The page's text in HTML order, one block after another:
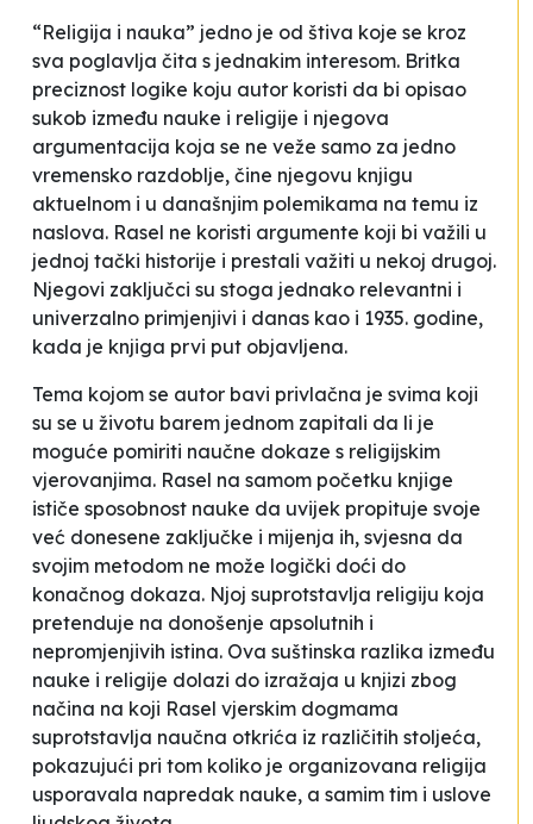
“Religija i nauka” jedno je od štiva koje se kroz
sva poglavlja čita s jednakim interesom. Britka
preciznost logike koju autor koristi da bi opisao
sukob između nauke i religije i njegova
argumentacija koja se ne veže samo za jedno
vremensko razdoblje, čine njegovu knjigu
aktuelnom i u današnjim polemikama na temu iz
naslova. Rasel ne koristi argumente koji bi važili u
jednoj tački historije i prestali važiti u nekoj drugoj.
Njegovi zaključci su stoga jednako relevantni i
univerzalno primjenjivi i danas kao i 1935. godine,
kada je knjiga prvi put objavljena.
Tema kojom se autor bavi privlačna je svima koji
su se u životu barem jednom zapitali da li je
moguće pomiriti naučne dokaze s religijskim
vjerovanjima. Rasel na samom početku knjige
ističe sposobnost nauke da uvijek propituje svoje
već donesene zaključke i mijenja ih, svjesna da
svojim metodom ne može logički doći do
konačnog dokaza. Njoj suprotstavlja religiju koja
pretenduje na donošenje apsolutnih i
nepromjenjivih istina. Ova suštinska razlika između
nauke i religije dolazi do izražaja u knjizi zbog
načina na koji Rasel vjerskim dogmama
suprotstavlja naučna otkrića iz različitih stoljeća,
pokazujući pri tom koliko je organizovana religija
usporavala napredak nauke, a samim tim i uslove